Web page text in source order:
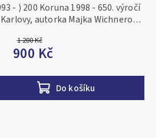
1 200 Kč
900 Kč
Do košíku
- ) 200 Koruna 1998 - 650. výročí
autorka Majka Wichnerová,